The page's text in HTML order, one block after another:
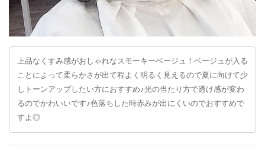
上品なくすみ感がおしゃれなスモーキーベージュ！ベージュが入る
ことによって柔らかさが出て程よく明るく見えるので夏に向けて少
しトーンアップしたい方におすすめ♪光の当たり方で透け感が変わ
るのでかわいいです♪色落ちした時赤みが出にくいのでおすすめで
すよ◎